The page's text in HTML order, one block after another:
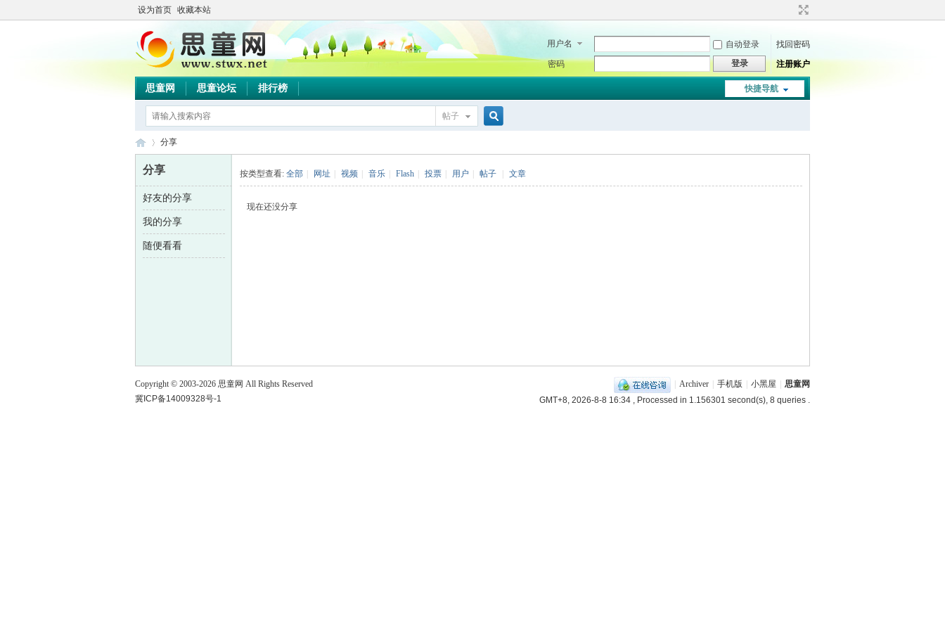
设为首页 收藏本站
用户名 自动登录
找回密码
密码
登录 注册账户
快捷导航
思童网 思童论坛 排行榜
帖子
思 ›
分享
分享
好友的分享
我的分享
随便看看
按类型查看: 全部 网址 视频 音乐 Flash 投票 用户 帖子 文章
现在还没分享
Archiver 手机版 小黑屋
思童网
GMT+8, 2026-8-8 16:34 , Processed in 1.156301 second(s), 8 queries .
Copyright © 2003-2026 思童网 All Rights Reserved
冀ICP备14009328号-1